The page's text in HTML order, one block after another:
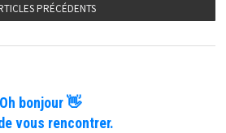
PRÉCÉDENTS
Oh bonjour 👋
vous rencontrer.